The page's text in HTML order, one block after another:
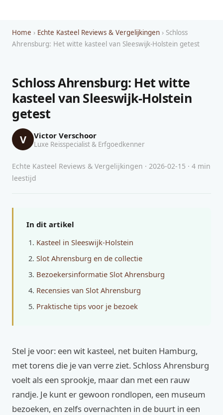
Home › Echte Kasteel Reviews & Vergelijkingen › Schloss
Ahrensburg: Het witte kasteel van Sleeswijk-Holstein getest
Schloss Ahrensburg: Het witte
kasteel van Sleeswijk-Holstein
getest
V Victor Verschoor
Luxe Reisspecialist & Erfgoedkenner
Echte Kasteel Reviews & Vergelijkingen · 2026-02-15 · 4 min
leestijd
In dit artikel
Kasteel in Sleeswijk-Holstein
Slot Ahrensburg en de collectie
Bezoekersinformatie Slot Ahrensburg
Recensies van Slot Ahrensburg
Praktische tips voor je bezoek
Stel je voor: een wit kasteel, net buiten Hamburg,
met torens die je van verre ziet. Schloss Ahrensburg
voelt als een sprookje, maar dan met een rauw
randje. Je kunt er gewoon rondlopen, een museum
bezoeken, en zelfs overnachten in de buurt in een